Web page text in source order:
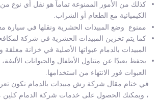
كذلك من الأمور الممنوعة تماماً هو نقل أي نوع من
الكيميائية مع الطعام أو الشراب.
ممنوع وضع المبيدات الحشرية ونقلها في سيارة
كما يتم تخزين المبيدات الحشرية في شركة
المبيدات بالدمام عبواتها الأصلية في خزانة مغلقة
بحفظ بعيدًا عن متناول الأطفال والحيوانات
العبوات فور الانتهاء من استخدامها.
في ختام مقال شركة رش مبيدات بالدمام نكون
، ويمكنك الحصول على خدمات شركة الدمام كلين